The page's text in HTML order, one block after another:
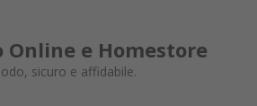
Online e Homestore
sicuro e affidabile.